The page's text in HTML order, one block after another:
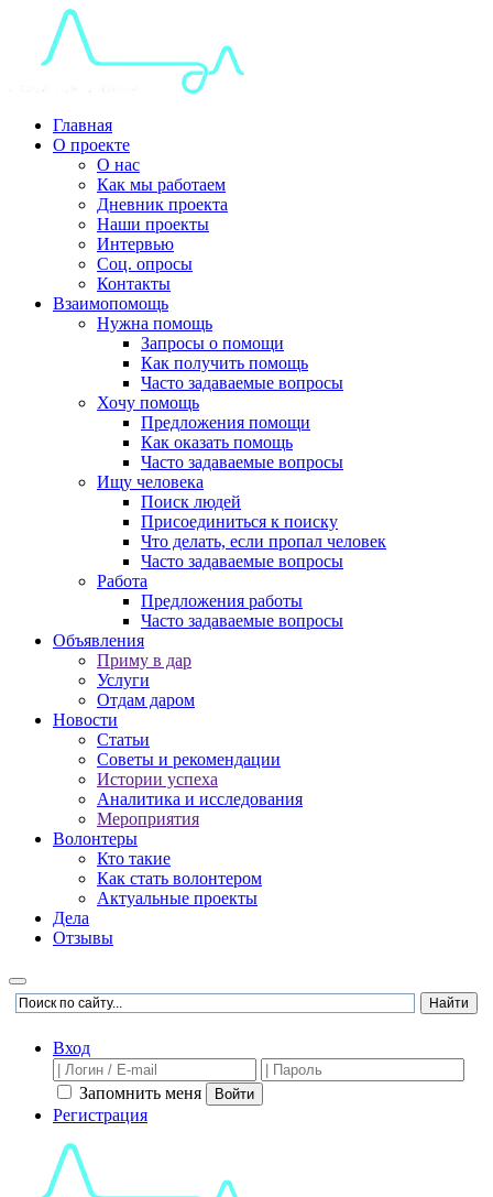
Главная
О проекте
О нас
Как мы работаем
Дневник проекта
Наши проекты
Интервью
Соц. опросы
Контакты
Взаимопомощь
Нужна помощь
Запросы о помощи
Как получить помощь
Часто задаваемые вопросы
Хочу помощь
Предложения помощи
Как оказать помощь
Часто задаваемые вопросы
Ищу человека
Поиск людей
Присоединиться к поиску
Что делать, если пропал человек
Часто задаваемые вопросы
Работа
Предложения работы
Часто задаваемые вопросы
Объявления
Приму в дар
Услуги
Отдам даром
Новости
Статьи
Советы и рекомендации
Истории успеха
Аналитика и исследования
Мероприятия
Волонтеры
Кто такие
Как стать волонтером
Актуальные проекты
Дела
Отзывы
Вход
Запомнить меня Войти
Регистрация